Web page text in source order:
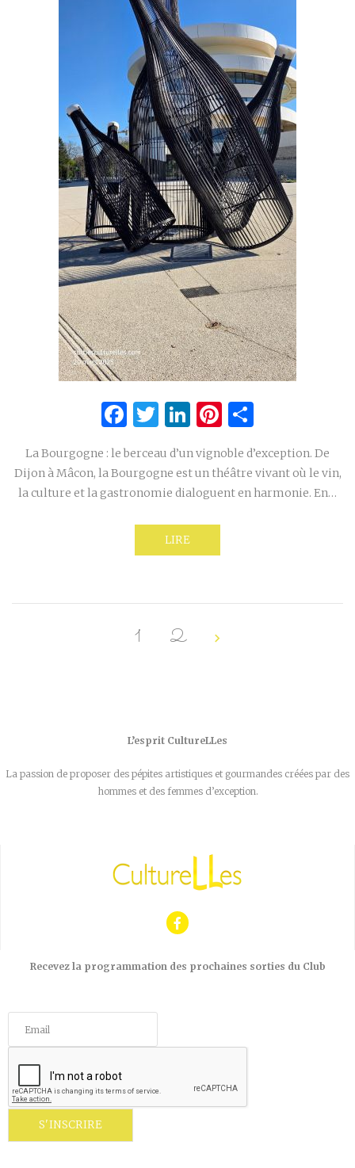
Facebook
Twitter
LinkedIn
Pinterest
La Bourgogne : le berceau d’un vignoble d’exception. De
Dijon à Mâcon, la Bourgogne est un théâtre vivant où le vin,
la culture et la gastronomie dialoguent en harmonie. En…
LIRE
1 2
L’esprit CultureLLes
La passion de proposer des pépites artistiques et gourmandes créées par des
hommes et des femmes d’exception.
Recevez la programmation des prochaines sorties du Club